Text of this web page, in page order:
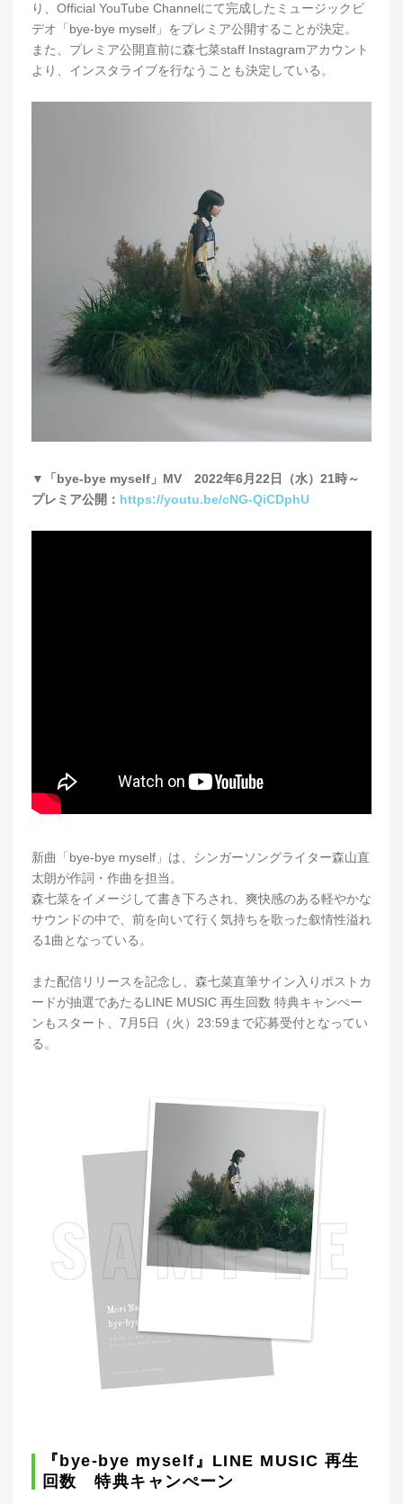
り、Official YouTube Channelにて完成したミュージックビ
デオ「bye-bye myself」をプレミア公開することが決定。
また、プレミア公開直前に森七菜staff Instagramアカウント
より、インスタライブを行なうことも決定している。
▼「bye-bye myself」MV 2022年6月22日（水）21時～
プレミア公開： https://youtu.be/cNG-QiCDphU
新曲「bye-bye myself」は、シンガーソングライター森山直
太朗が作詞・作曲を担当。
森七菜をイメージして書き下ろされ、爽快感のある軽やかな
サウンドの中で、前を向いて行く気持ちを歌った叙情性溢れ
る1曲となっている。
また配信リリースを記念し、森七菜直筆サイン入りポストカ
ードが抽選であたるLINE MUSIC 再生回数 特典キャンぺー
ンもスタート、7月5日（火）23:59まで応募受付となってい
る。
『bye-bye myself』LINE MUSIC 再生
回数 特典キャンぺーン